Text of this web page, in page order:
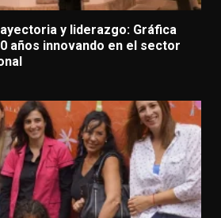
y liderazgo: Gráfica
años innovando en el sector